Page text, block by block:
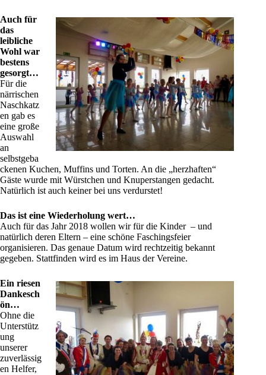
Auch für
das
leibliche
Wohl war
bestens
gesorgt…
Für die
närrischen
Naschkatz
en gab es
eine große
Auswahl
an
selbstgeba
ckenen Kuchen, Muffins und Torten. An die „herzhaften“
Gäste wurde mit Würstchen und Knuperstangen gedacht.
Natürlich ist auch keiner bei uns verdurstet!
Das ist eine Wiederholung wert…
Auch für das Jahr 2018 wollen wir für die Kinder – und
natürlich deren Eltern – eine schöne Faschingsfeier
organisieren. Das genaue Datum wird rechtzeitig bekannt
gegeben. Stattfinden wird es im Haus der Vereine.
Ein riesen
Dankesch
ön…
Ohne die
Unterstütz
ung
unserer
zuverlässig
en Helfer,